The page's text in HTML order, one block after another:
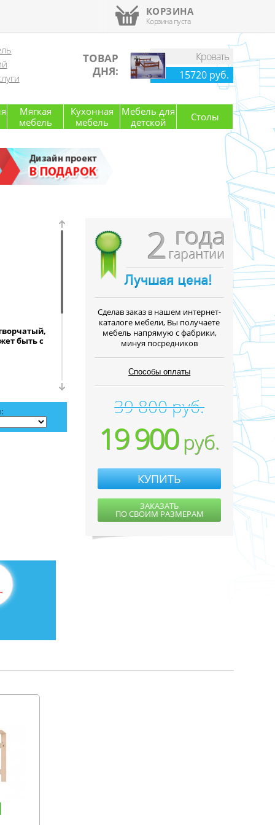
КОРЗИНА
Корзина пуста
ТОВАР
ДНЯ:
Кровать
15720 руб.
Мягкая
мебель
Кухонная
мебель
Мебель для
детской
Столы
быть с
Для
2 года
гарантии
Cделав заказ в нашем интернет-
каталоге мебели, Вы получаете
мебель напрямую с фабрики,
минуя посредников
Способы оплаты
39 800 руб.
19 900руб.
КУПИТЬ
ЗАКАЗАТЬ
ПО СВОИМ РАЗМЕРАМ